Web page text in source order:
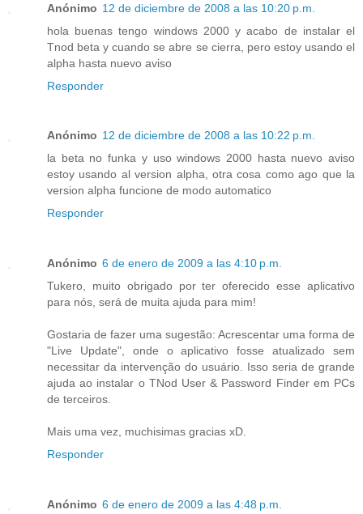
Anónimo 12 de diciembre de 2008 a las 10:20 p.m.
hola buenas tengo windows 2000 y acabo de instalar el
Tnod beta y cuando se abre se cierra, pero estoy usando el
alpha hasta nuevo aviso
Responder
Anónimo 12 de diciembre de 2008 a las 10:22 p.m.
la beta no funka y uso windows 2000 hasta nuevo aviso
estoy usando al version alpha, otra cosa como ago que la
version alpha funcione de modo automatico
Responder
Anónimo 6 de enero de 2009 a las 4:10 p.m.
Tukero, muito obrigado por ter oferecido esse aplicativo
para nós, será de muita ajuda para mim!
Gostaria de fazer uma sugestão: Acrescentar uma forma de
"Live Update", onde o aplicativo fosse atualizado sem
necessitar da intervenção do usuário. Isso seria de grande
ajuda ao instalar o TNod User & Password Finder em PCs
de terceiros.
Mais uma vez, muchisimas gracias xD.
Responder
Anónimo 6 de enero de 2009 a las 4:48 p.m.